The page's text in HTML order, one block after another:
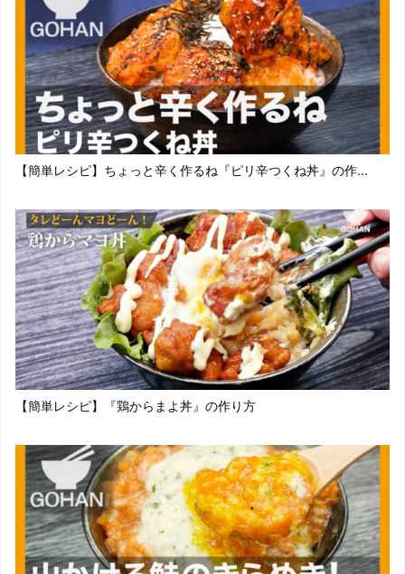
【簡単レシピ】ちょっと辛く作るね『ピリ辛つくね丼』の作...
【簡単レシピ】『鶏からまよ丼』の作り方